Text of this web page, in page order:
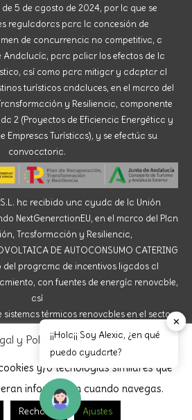
5 de agosto de 2024, por la que se
reguladoras para la concesión de
de concurrencia no competitiva, a
Andalucía, para paliar los efectos de la
así como para mitigar y adaptar al
turísticos andaluces, en el marco del
y Resiliencia, componente
2 (Proyectos de Eficiencia Energética y
Empresas Turísticas), y se efectúa su
convocatoria.
S.L. ha recibido una ayuda de la Unión
NextGenerationEU, en el marco del Plan
Trasformación y Resiliencia,
DE AUTOCONSUMO CATERING
del programa de incentivos ligados al
con fuentes de energía renovable,
así
térmicos renovables en el sector
para la Transición Ecológica y el Reto
por la Junta de Andalucía,
Andaluza de la Energía.
y Política de Cookies
y/o tecnologías similares que
información cuando navegas.
Rechazar Ajustes
✕
¡¡Hola¡¡ Soy Alexia, ¿en qué
puedo ayudarte?